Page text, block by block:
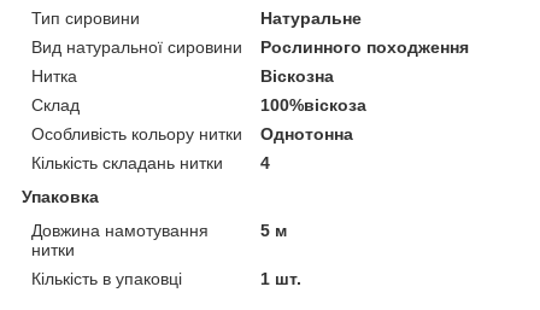
Тип сировини
Натуральне
Вид натуральної сировини
Рослинного походження
Нитка
Віскозна
Склад
100%віскоза
Особливість кольору нитки
Однотонна
Кількість складань нитки
4
Упаковка
Довжина намотування
нитки
5 м
Кількість в упаковці 1 шт.